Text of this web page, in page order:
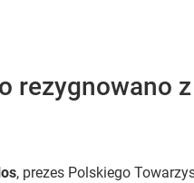
rezygnowano
, prezes Polskiego